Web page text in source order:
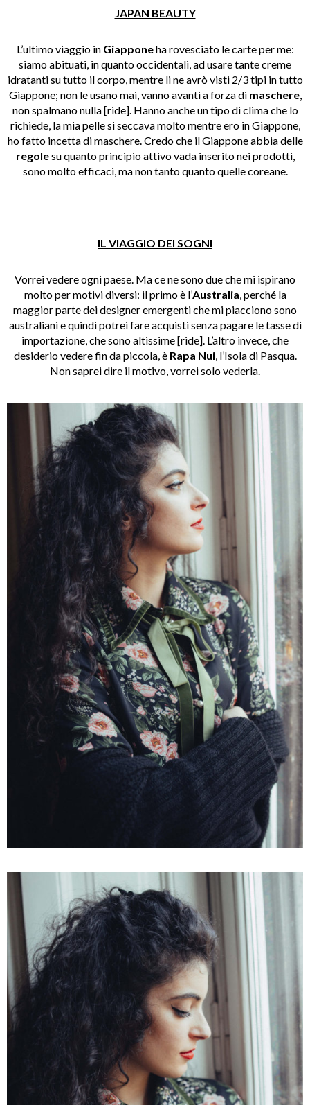
JAPAN BEAUTY
L’ultimo viaggio in Giapponeha rovesciato le carte per me:
siamo abituati, in quanto occidentali, ad usare tante creme
idratanti su tutto il corpo, mentre li ne avrò visti 2/3 tipi in tutto
Giappone; non le usano mai, vanno avanti a forza di maschere,
non spalmano nulla [ride]. Hanno anche un tipo di clima che lo
richiede, la mia pelle si seccava molto mentre ero in Giappone,
ho fatto incetta di maschere. Credo che il Giappone abbia delle
regolesu quanto principio attivo vada inserito nei prodotti,
sono molto efficaci, ma non tanto quanto quelle coreane.
IL VIAGGIO DEI SOGNI
Vorrei vedere ogni paese. Ma ce ne sono due che mi ispirano
molto per motivi diversi: il primo è l’Australia, perché la
maggior parte dei designer emergenti che mi piacciono sono
australiani e quindi potrei fare acquisti senza pagare le tasse di
importazione, che sono altissime [ride]. L’altro invece, che
desiderio vedere fin da piccola, è Rapa Nui, l’Isola di Pasqua.
Non saprei dire il motivo, vorrei solo vederla.